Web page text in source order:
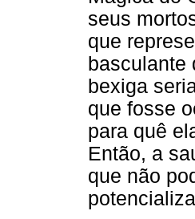
seus
que
basculante
bexiga
que fosse
para quê
Então, a
que não